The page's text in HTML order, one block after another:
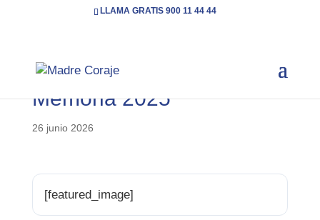
LLAMA GRATIS 900 11 44 44
Memoria 2025
26 junio 2026
[featured_image]